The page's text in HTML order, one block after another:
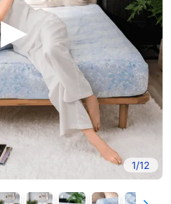
1/12
▶